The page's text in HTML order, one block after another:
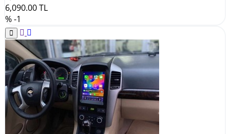
6,090.00TL
% -1